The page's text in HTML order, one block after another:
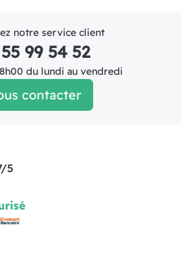
notre service client
99 54 52
du lundi au vendredi
contacter
5